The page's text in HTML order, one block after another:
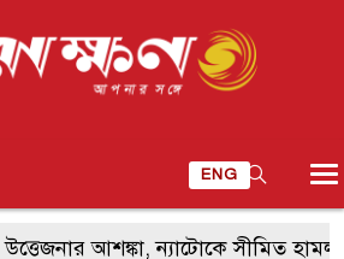
ENG
ন্যাটোকে সীমিত হামলায় পরীক্ষা